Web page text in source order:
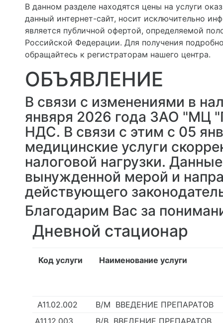
В данном разделе находятся цены на услуги
данный интернет-сайт, носит исключительно
является публичной офертой, определяемой
Российской Федерации. Для получения
обращайтесь к регистраторам нашего центра.
ОБЪЯВЛЕНИЕ
В связи с изменениями в
янвяря 2026 года ЗАО "МЦ
НДС. В связи с этим с 05
медицинские услуги
налоговой нагрузки.
вынужденной мерой и
действующего
Благодарим Вас за
Дневной стационар
Код услуги Наименование услуги
А11.02.002
В/М ВВЕДЕНИЕ ПРЕПАРАТОВ